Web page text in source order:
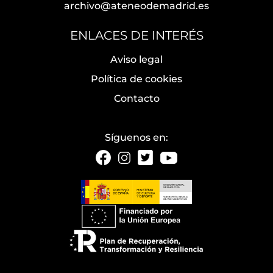
archivo@ateneodemadrid.es
ENLACES DE INTERÉS
Aviso legal
Política de cookies
Contacto
Síguenos en: